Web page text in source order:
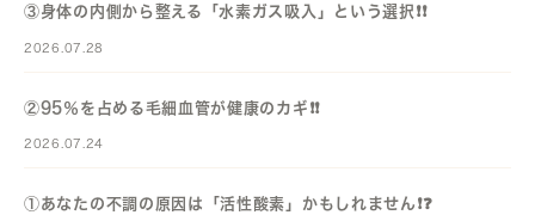
③身体の内側から整える「水素ガス吸入」という選択❗️❗️
2026.07.28
②95％を占める毛細血管が健康のカギ❗️❗️
2026.07.24
①あなたの不調の原因は「活性酸素」かもしれません❗️❓️